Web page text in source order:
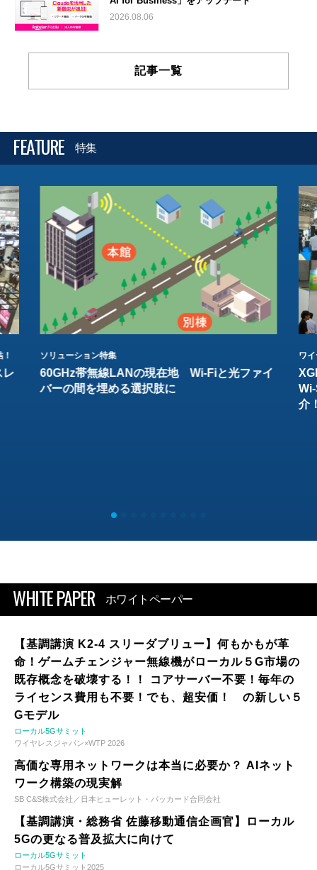
2026.08.06
記事一覧
FEATURE 特集
レ
ソリューション特集
60GHz帯無線LANの現在地 Wi-Fiと光ファイ
バーの間を埋める選択肢に
ワ
介
WHITE PAPER ホワイトペーパー
【基調講演 K2-4 スリーダブリュー】何もかもが革
命！ゲームチェンジャー無線機がローカル５G市場の
既存概念を破壊する！！ コアサーバー不要！毎年の
ライセンス費用も不要！でも、超安価！ の新しい５
Gモデル
ローカル5Gサミット
ワイヤレスジャパン×WTP 2026
高価な専用ネットワークは本当に必要か？ AIネット
ワーク構築の現実解
SB C&S株式会社／日本ヒューレット・パッカード合同会社
【基調講演・総務省 佐藤移動通信企画官】ローカル
5Gの更なる普及拡大に向けて
ローカル5Gサミット
ローカル5Gサミット2025